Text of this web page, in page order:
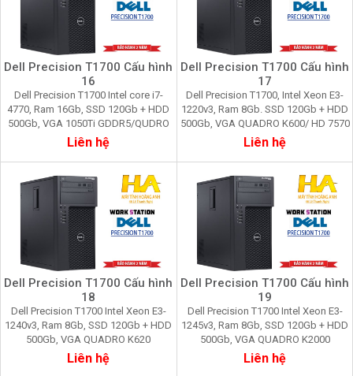
Dell Precision T1700 Cấu hình
16
Dell Precision T1700 Intel core i7-
4770, Ram 16Gb, SSD 120Gb + HDD
500Gb, VGA 1050Ti GDDR5/QUDRO
K2200
Liên hệ
Dell Precision T1700 Cấu hình
17
Dell Precision T1700, Intel Xeon E3-
1220v3, Ram 8Gb. SSD 120Gb + HDD
500Gb, VGA QUADRO K600/ HD 7570
AMD
Liên hệ
Dell Precision T1700 Cấu hình
18
Dell Precision T1700 Intel Xeon E3-
1240v3, Ram 8Gb, SSD 120Gb + HDD
500Gb, VGA QUADRO K620
Liên hệ
Dell Precision T1700 Cấu hình
19
Dell Precision T1700 Intel Xeon E3-
1245v3, Ram 8Gb, SSD 120Gb + HDD
500Gb, VGA QUADRO K2000
Liên hệ